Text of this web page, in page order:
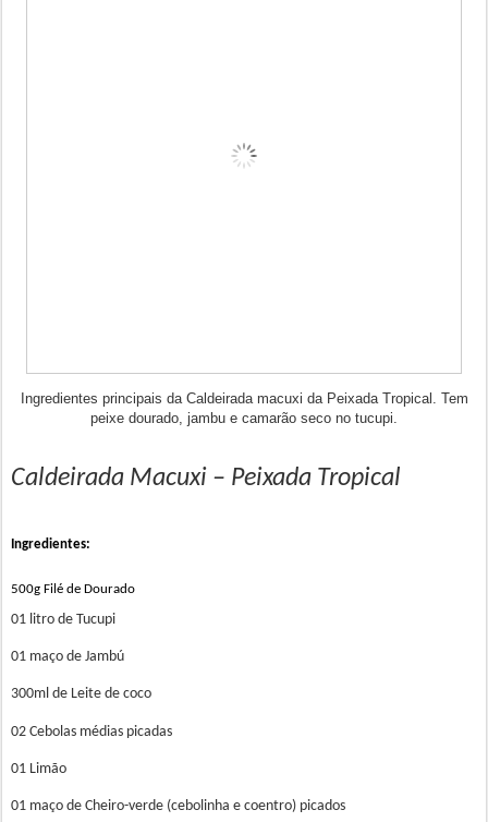
Ingredientes principais da Caldeirada macuxi da Peixada Tropical. Tem
peixe dourado, jambu e camarão seco no tucupi.
Caldeirada Macuxi – Peixada Tropical
Ingredientes:
500g Filé de Dourado
01 litro de Tucupi
01 maço de Jambú
300ml de Leite de coco
02 Cebolas médias picadas
01 Limão
01 maço de Cheiro-verde (cebolinha e coentro) picados